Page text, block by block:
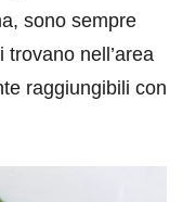
sono sempre
nell’area
raggiungibili con